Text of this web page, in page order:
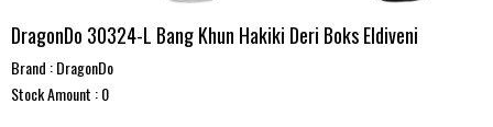
DragonDo 30324-L Bang Khun Hakiki Deri Boks Eldiveni
Brand :DragonDo
Stock Amount :0